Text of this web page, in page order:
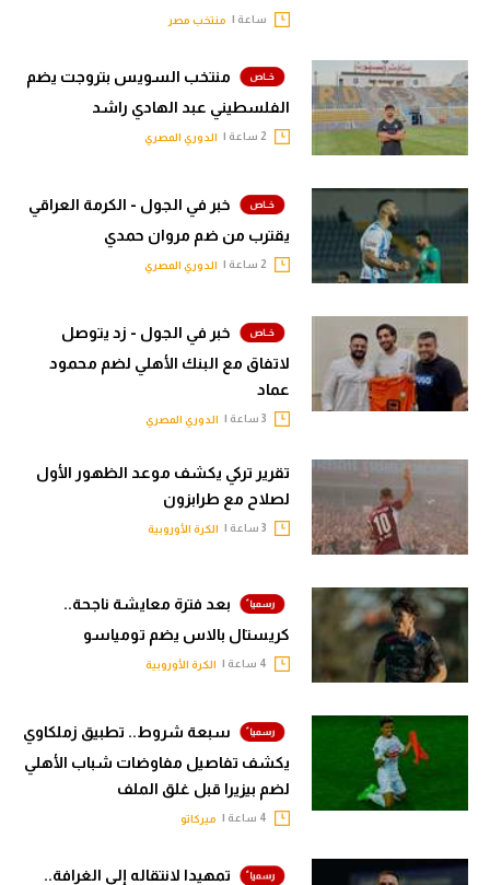
ساعة | منتخب مصر
منتخب السويس بتروجت يضم
الفلسطيني عبد الهادي راشد
الدوري المصري
خبر في الجول - الكرمة العراقي
يقترب من ضم مروان حمدي
الدوري المصري
خبر في الجول - زد يتوصل
لاتفاق مع البنك الأهلي لضم محمود
عماد
الدوري المصري
تقرير تركي يكشف موعد الظهور الأول
لصلاح مع طرابزون
الكرة الأوروبية
بعد فترة معايشة ناجحة..
كريستال بالاس يضم تومياسو
الكرة الأوروبية
سبعة شروط.. تطبيق زملكاوي
يكشف تفاصيل مفاوضات شباب الأهلي
لضم بيزيرا قبل غلق الملف
ميركاتو
تمهيدا لانتقاله إلى الغرافة..